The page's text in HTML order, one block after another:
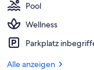
Pool
Wellness
Parkplatz
Alle anzeigen